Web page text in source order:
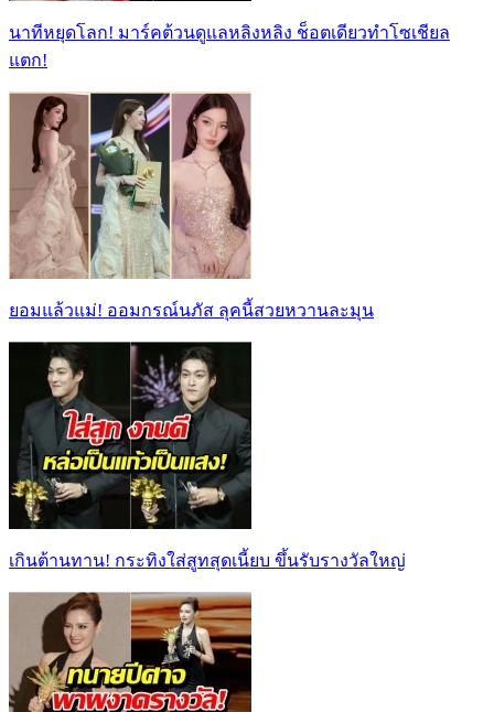
นาทีหยุดโลก! มาร์คต้วนดูแลหลิงหลิง ช็อตเดียวทำโซเชียล
แตก!
ยอมแล้วแม่! ออมกรณ์นภัส ลุคนี้สวยหวานละมุน
เกินต้านทาน! กระทิงใส่สูทสุดเนี้ยบ ขึ้นรับรางวัลใหญ่